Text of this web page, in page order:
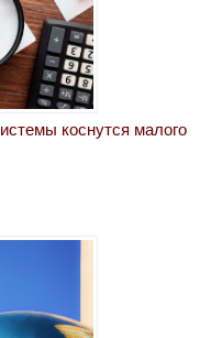
коснутся малого